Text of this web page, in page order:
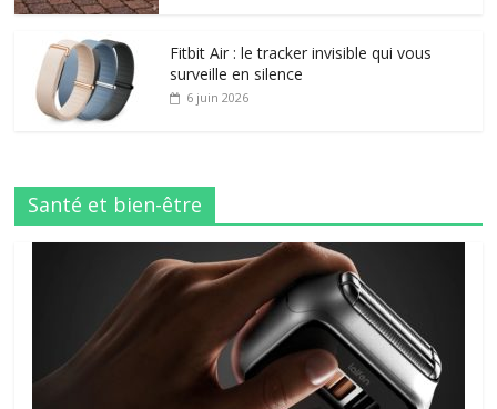
Fitbit Air : le tracker invisible qui vous
surveille en silence
6 juin 2026
Santé et bien-être